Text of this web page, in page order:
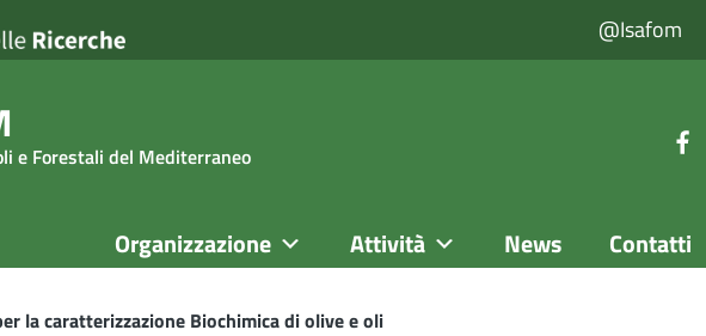
@isafom
e Forestali del Mediterraneo
Organizzazione Attività News Contatti
la caratterizzazione Biochimica di olive e oli